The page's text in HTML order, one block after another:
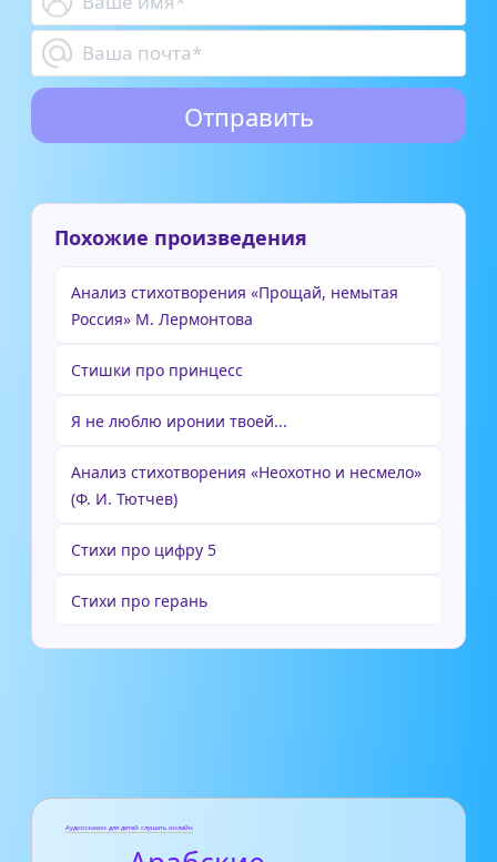
Похожие произведения
Анализ стихотворения «Прощай, немытая
Россия» М. Лермонтова
Стишки про принцесс
Я не люблю иронии твоей...
Анализ стихотворения «Неохотно и несмело»
(Ф. И. Тютчев)
Стихи про цифру 5
Стихи про герань
Аудиосказки для детей слушать онлайн